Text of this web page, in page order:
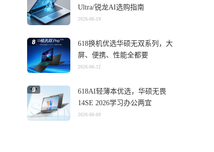
Ultra/锐龙AI选购指南
2026-06-19
618换机优选华硕无双系列，大
屏、便携、性能全都要
2026-06-12
618AI轻薄本优选，华硕无畏
14SE 2026学习办公两宜
2026-06-09